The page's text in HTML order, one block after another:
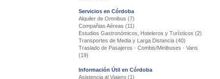
Servicios en Córdoba
Alquiler de Omnibus (7)
Compañias Aéreas (11)
Estudios Gastronómicos, Hoteleros y Turísticos (2)
Transportes de Media y Larga Distancia (40)
Traslado de Pasajeros - Combis/Minibuses - Vans
(19)
Información Útil en Córdoba
Asistencia al Viajero (1)